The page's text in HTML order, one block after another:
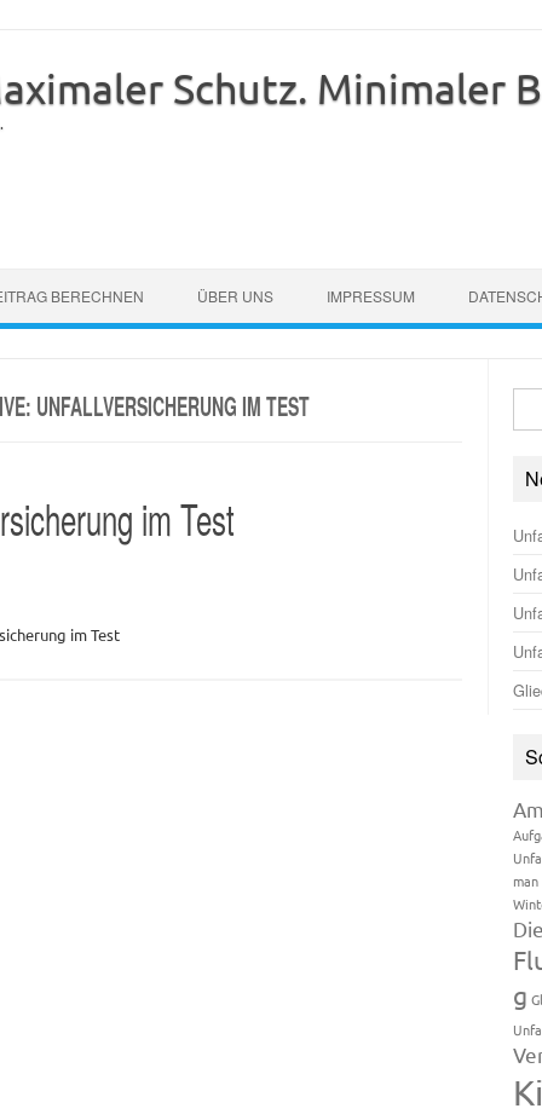
Schutz. Minimaler
BERECHNEN ÜBER UNS IMPRESSUM
UNFALLVERSICHERUNG IM TEST
im Test
im Test
g